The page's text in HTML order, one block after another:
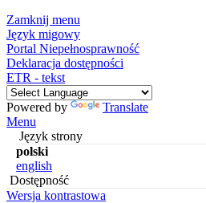
Zamknij menu
Język migowy
Portal Niepełnosprawność
Deklaracja dostępności
ETR - tekst
Powered by
Translate
Menu
Język strony
polski
english
Dostępność
Wersja kontrastowa